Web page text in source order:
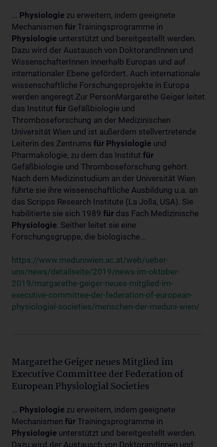
... Physiologie zu erweitern, indem geeignete
Mechanismen für Trainingsprogramme in
Physiologie unterstützt und bereitgestellt werden.
Dazu wird der Austausch von DoktorandInnen und
WissenschafterInnen innerhalb Europas und auf
internationaler Ebene gefördert. Auch internationale
wissenschaftliche Forschungsprojekte in Europa
werden angeregt.Zur PersonMargarethe Geiger leitet
das Institut für Gefäßbiologie und
Thromboseforschung an der Medizinischen
Universität Wien und ist außerdem stellvertretende
Leiterin des Zentrums für Physiologie und
Pharmakologie, zu dem das Institut für
Gefäßbiologie und Thromboseforschung gehört.
Nach dem Medizinstudium an der Universität Wien
führte sie ihre wissenschaftliche Ausbildung u.a. an
das Scripps Research Institute (La Jolla, USA). Sie
habilitierte sie sich 1989 für das Fach Medizinische
Physiologie. Seither leitet sie eine
Forschungsgruppe, die biologische...
https://www.meduniwien.ac.at/web/ueber-
uns/news/detailseite/2019/news-im-oktober-
2019/margarethe-geiger-neues-mitglied-im-
executive-committee-der-federation-of-european-
physiologial-societies/menschen-der-meduni-wien/
Margarethe Geiger neues Mitglied im
Executive Committee der Federation of
European Physiologial Societies
... Physiologie zu erweitern, indem geeignete
Mechanismen für Trainingsprogramme in
Physiologie unterstützt und bereitgestellt werden.
Dazu wird der Austausch von DoktorandInnen und